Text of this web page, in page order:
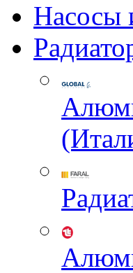
Насосы